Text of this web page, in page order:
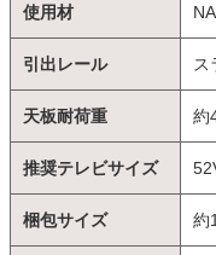
使用材
引出レール ス
天板耐荷重 約
推奨テレビサイズ
梱包サイズ 約